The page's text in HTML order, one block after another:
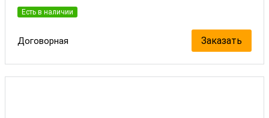
Есть в наличии
Договорная Заказать